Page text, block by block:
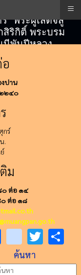
" พระผู้เสด็จสู่
สิริกิติ์ พระบรม
นีพันปีหลวง
ปาน
๒๒๔๐
กร์
.
ม
ต่อ ๑๔
๐ ต่อ ๑๘
Facebook
youtube
ค้นหา
≡